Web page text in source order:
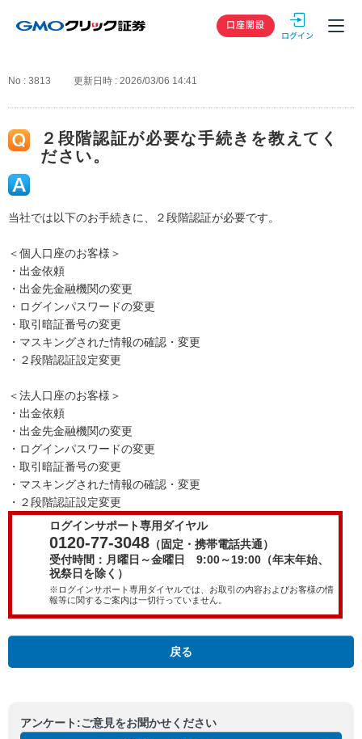
GMOクリック
口座開設
No : 3813 更新日時 : 2026/03/06 14:41
２段階認証が必要な手続きを教えてく
ださい。
当社では以下のお手続きに、２段階認証が必要です。
＜個人口座のお客様＞
・出金依頼
・出金先金融機関の変更
・ログインパスワードの変更
・取引暗証番号の変更
・マスキングされた情報の確認・変更
・２段階認証設定変更
＜法人口座のお客様＞
・出金依頼
・出金先金融機関の変更
・ログインパスワードの変更
・取引暗証番号の変更
・マスキングされた情報の確認・変更
・２段階認証設定変更
ログインサポート専用ダイヤル
0120-77-3048（固定・携帯電話共通）
受付時間：月曜日～金曜日 9:00～19:00（年末年始、
祝祭日を除く）
※ログインサポート専用ダイヤルでは、お取引の内容およびお客様の情
報等に関するご案内は一切行っていません。
戻る
アンケート:ご意見をお聞かせください